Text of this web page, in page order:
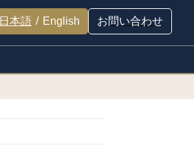
日本語 / English お問い合わせ